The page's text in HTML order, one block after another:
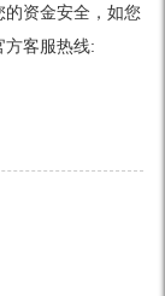
资金安全，如您
方客服热线: